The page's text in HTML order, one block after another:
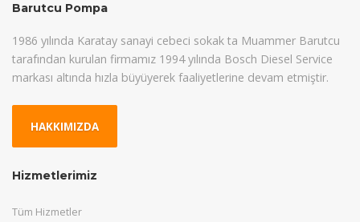
Barutcu Pompa
1986 yılında Karatay sanayi cebeci sokak ta Muammer Barutcu
tarafından kurulan firmamız 1994 yılında Bosch Diesel Service
markası altında hızla büyüyerek faaliyetlerine devam etmiştir.
HAKKIMIZDA
Hizmetlerimiz
Tüm Hizmetler